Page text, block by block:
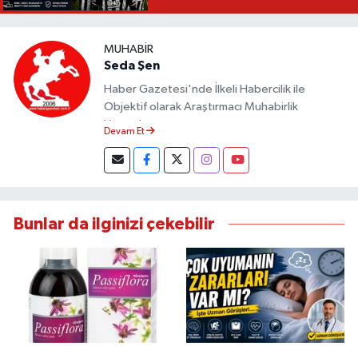
MUHABIR
Seda Şen
Haber Gazetesi'nde İlkeli Habercilik ile
Objektif olarak Araştırmacı Muhabirlik
Yapmaktayım.
Devam Et
Bunlar da ilginizi çekebilir